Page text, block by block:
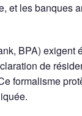
et les banques
BPA)
de
formalisme